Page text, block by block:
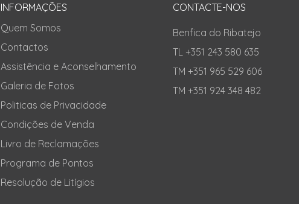
INFORMAÇÕES
Quem Somos
Contactos
Assistência e Aconselhamento
Galeria de Fotos
Politicas de Privacidade
Condições de Venda
Livro de Reclamações
Programa de Pontos
Resolução de Litígios
CONTACTE-NOS
Benfica do Ribatejo
TL +351 243 580 635
TM +351 965 529 606
TM +351 924 348 482